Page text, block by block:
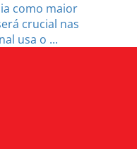
como maior
crucial nas
usa o ...